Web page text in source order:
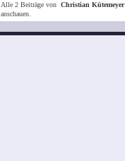
Alle 2 Beiträge von Christian Kütemeyer
anschauen.